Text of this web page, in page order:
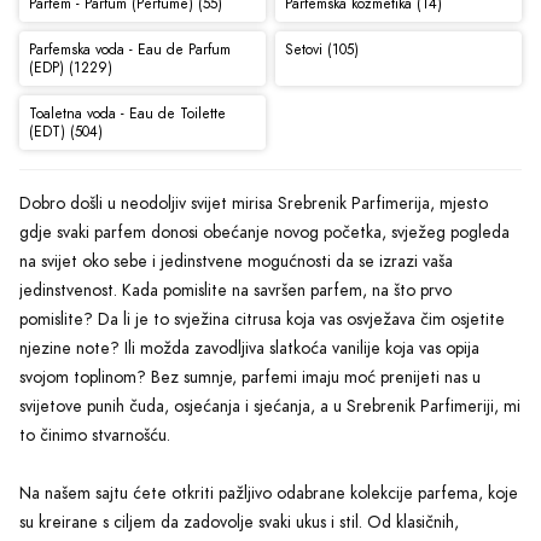
Parfemska voda - Eau de Parfum
(EDP) (1229)
Setovi (105)
Toaletna voda - Eau de Toilette
(EDT) (504)
Dobro došli u neodoljiv svijet mirisa Srebrenik Parfimerija, mjesto
gdje svaki parfem donosi obećanje novog početka, svježeg pogleda
na svijet oko sebe i jedinstvene mogućnosti da se izrazi vaša
jedinstvenost. Kada pomislite na savršen parfem, na što prvo
pomislite? Da li je to svježina citrusa koja vas osvježava čim osjetite
njezine note? Ili možda zavodljiva slatkoća vanilije koja vas opija
svojom toplinom? Bez sumnje, parfemi imaju moć prenijeti nas u
svijetove punih čuda, osjećanja i sjećanja, a u Srebrenik Parfimeriji, mi
to činimo stvarnošću.
Na našem sajtu ćete otkriti pažljivo odabrane kolekcije parfema, koje
su kreirane s ciljem da zadovolje svaki ukus i stil. Od klasičnih,